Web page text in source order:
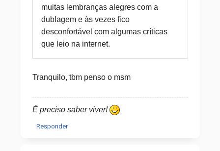
muitas lembranças alegres com a
dublagem e às vezes fico
desconfortável com algumas críticas
que leio na internet.
Tranquilo, tbm penso o msm
É preciso saber viver!
Responder